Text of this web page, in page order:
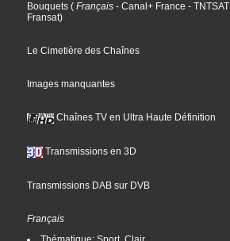
Bouquets ( Français - Canal+ France - TNTSAT
Fransat)
Le Cimetière des Chaînes
Images manquantes
Chaînes TV en Ultra Haute Définition
Transmissions en 3D
Transmissions DAB sur DVB
Français